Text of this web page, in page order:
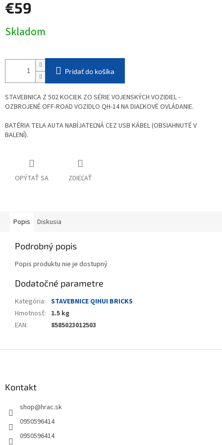
€59
cena:
Skladom
Pridať do košíka
STAVEBNICA Z 502 KOCIEK ZO SÉRIE VOJENSKÝCH VOZIDIEL -
OZBROJENÉ OFF-ROAD VOZIDLO QH-14 NA DIAĽKOVÉ OVLÁDANIE.
BATÉRIA TELA AUTA NABÍJATEĽNÁ CEZ USB KÁBEL (OBSIAHNUTÉ V
BALENÍ).
OPÝTAŤ SA ZDIEĽAŤ
Popis Diskusia
Podrobný popis
Popis produktu nie je dostupný
Dodatočné parametre
Kategória: STAVEBNICE QIHUI BRICKS
Hmotnosť: 1.5 kg
EAN: 8585023012503
Kontakt
shop@hrac.sk
0950596414
0950596414